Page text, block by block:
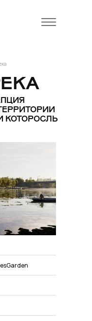
КОТОРОСЛЬ